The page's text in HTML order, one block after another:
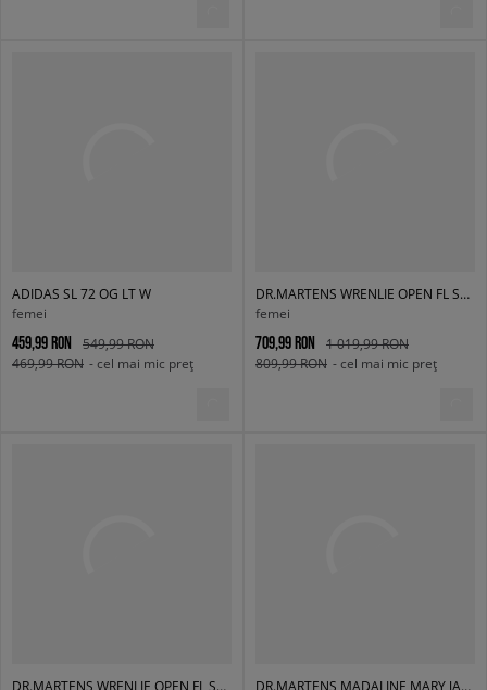
ADIDAS SL 72 OG LT W
femei
459,99 RON
549,99 RON
469,99 RON - cel mai mic preț
DR.MARTENS WRENLIE OPEN FL SANDAL
femei
709,99 RON
1 019,99 RON
809,99 RON - cel mai mic preț
DR.MARTENS WRENLIE OPEN FL SANDAL
DR.MARTENS MADALINE MARY JANE